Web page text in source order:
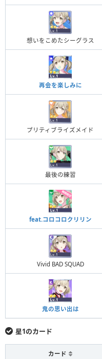
想いをこめたシーグラス
再会を楽しみに
プリティブライズメイド
最後の練習
feat.コロコロクリリン
Vivid BAD SQUAD
鬼の思い出は
星1のカード
カード